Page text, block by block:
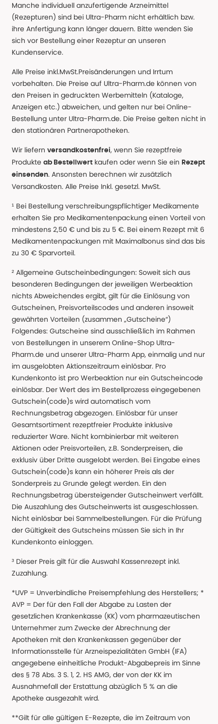
Manche individuell anzufertigende Arzneimittel
(Rezepturen) sind bei Ultra-Pharm nicht erhältlich bzw.
ihre Anfertigung kann länger dauern. Bitte wenden Sie
sich vor Bestellung einer Rezeptur an unseren
Kundenservice.
Alle Preise inkl.MwSt.Preisänderungen und Irrtum
vorbehalten. Die Preise auf Ultra-Pharm.de können von
den Preisen in gedruckten Werbemitteln (Kataloge,
Anzeigen etc.) abweichen, und gelten nur bei Online-
Bestellung unter Ultra-Pharm.de. Die Preise gelten nicht in
den stationären Partnerapotheken.
Wir liefern versandkostenfrei, wenn Sie rezeptfreie
Produkte ab Bestellwert kaufen oder wenn Sie ein Rezept
einsenden. Ansonsten berechnen wir zusätzlich
Versandkosten. Alle Preise Inkl. gesetzl. MwSt.
¹ Bei Bestellung verschreibungspflichtiger Medikamente
erhalten Sie pro Medikamentenpackung einen Vorteil von
mindestens 2,50 € und bis zu 5 €. Bei einem Rezept mit 6
Medikamentenpackungen mit Maximalbonus sind das bis
zu 30 € Sparvorteil.
² Allgemeine Gutscheinbedingungen: Soweit sich aus
besonderen Bedingungen der jeweiligen Werbeaktion
nichts Abweichendes ergibt, gilt für die Einlösung von
Gutscheinen, Preisvorteilscodes und anderen insoweit
gewährten Vorteilen (zusammen „Gutscheine“)
Folgendes: Gutscheine sind ausschließlich im Rahmen
von Bestellungen in unserem Online-Shop Ultra-
Pharm.de und unserer Ultra-Pharm App, einmalig und nur
im ausgelobten Aktionszeitraum einlösbar. Pro
Kundenkonto ist pro Werbeaktion nur ein Gutscheincode
einlösbar. Der Wert des im Bestellprozess eingegebenen
Gutschein(code)s wird automatisch vom
Rechnungsbetrag abgezogen. Einlösbar für unser
Gesamtsortiment rezeptfreier Produkte inklusive
reduzierter Ware. Nicht kombinierbar mit weiteren
Aktionen oder Preisvorteilen, z.B. Sonderpreisen, die
exklusiv über Dritte ausgelobt werden. Bei Eingabe eines
Gutschein(code)s kann ein höherer Preis als der
Sonderpreis zu Grunde gelegt werden. Ein den
Rechnungsbetrag übersteigender Gutscheinwert verfällt.
Die Auszahlung des Gutscheinwerts ist ausgeschlossen.
Nicht einlösbar bei Sammelbestellungen. Für die Prüfung
der Gültigkeit des Gutscheins müssen Sie sich in Ihr
Kundenkonto einloggen.
³ Dieser Preis gilt für die Auswahl Kassenrezept inkl.
Zuzahlung.
*UVP = Unverbindliche Preisempfehlung des Herstellers; *
AVP = Der für den Fall der Abgabe zu Lasten der
gesetzlichen Krankenkasse (KK) vom pharmazeutischen
Unternehmer zum Zwecke der Abrechnung der
Apotheken mit den Krankenkassen gegenüber der
Informationsstelle für Arzneispezialitäten GmbH (IFA)
angegebene einheitliche Produkt-Abgabepreis im Sinne
des § 78 Abs. 3 S. 1, 2. HS AMG, der von der KK im
Ausnahmefall der Erstattung abzüglich 5 % an die
Apotheke ausgezahlt wird.
**Gilt für alle gültigen E-Rezepte, die im Zeitraum von